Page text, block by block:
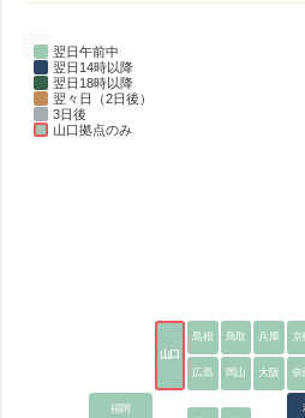
翌日午前中
翌日14時以降
翌日18時以降
翌々日（2日後）
3日後
山口拠点のみ
山口
島根 鳥取
広島 岡山
兵庫 京
大阪 奈
福岡